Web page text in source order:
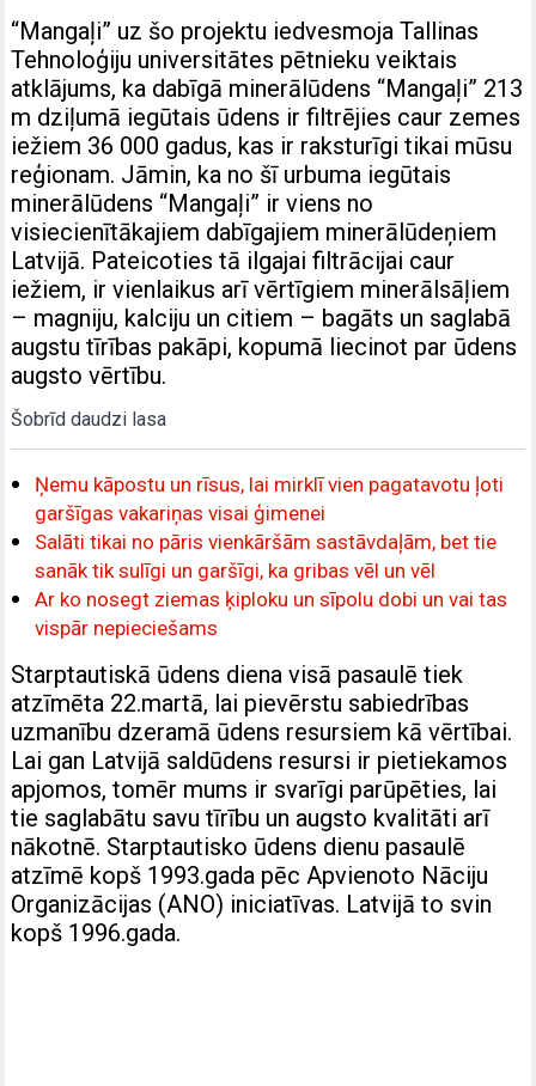
“Mangaļi” uz šo projektu iedvesmoja Tallinas
Tehnoloģiju universitātes pētnieku veiktais
atklājums, ka dabīgā minerālūdens “Mangaļi” 213
m dziļumā iegūtais ūdens ir filtrējies caur zemes
iežiem 36 000 gadus, kas ir raksturīgi tikai mūsu
reģionam. Jāmin, ka no šī urbuma iegūtais
minerālūdens “Mangaļi” ir viens no
visiecienītākajiem dabīgajiem minerālūdeņiem
Latvijā. Pateicoties tā ilgajai filtrācijai caur
iežiem, ir vienlaikus arī vērtīgiem minerālsāļiem
– magniju, kalciju un citiem – bagāts un saglabā
augstu tīrības pakāpi, kopumā liecinot par ūdens
augsto vērtību.
Šobrīd daudzi lasa
Ņemu kāpostu un rīsus, lai mirklī vien pagatavotu ļoti
garšīgas vakariņas visai ģimenei
Salāti tikai no pāris vienkāršām sastāvdaļām, bet tie
sanāk tik sulīgi un garšīgi, ka gribas vēl un vēl
Ar ko nosegt ziemas ķiploku un sīpolu dobi un vai tas
vispār nepieciešams
Starptautiskā ūdens diena visā pasaulē tiek
atzīmēta 22.martā, lai pievērstu sabiedrības
uzmanību dzeramā ūdens resursiem kā vērtībai.
Lai gan Latvijā saldūdens resursi ir pietiekamos
apjomos, tomēr mums ir svarīgi parūpēties, lai
tie saglabātu savu tīrību un augsto kvalitāti arī
nākotnē. Starptautisko ūdens dienu pasaulē
atzīmē kopš 1993.gada pēc Apvienoto Nāciju
Organizācijas (ANO) iniciatīvas. Latvijā to svin
kopš 1996.gada.